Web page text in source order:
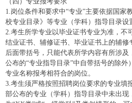
1.岗位条件和要求中“专业”主要依据国家
校专业目录》等专业（学科）指导目录设
2.考生所学专业以毕业证书专业为准，不
结业证书、辅修证书、毕业证书上的辅修
后面带括号，只能代表所学内容有所涉及
公布的“专业指导目录”中自带括号的除外
专业名称报考相符合的岗位。
3.考生须严格按照招聘岗位要求的专业填
部公布的专业（学科）指导目录中未出现